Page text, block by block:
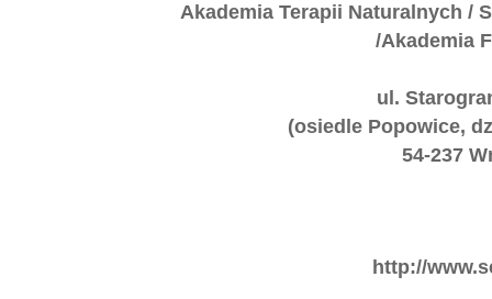
Akademia Terapii Naturalnych /
/Akademia
ul.
(osiedle Popowice,
54-237
http://